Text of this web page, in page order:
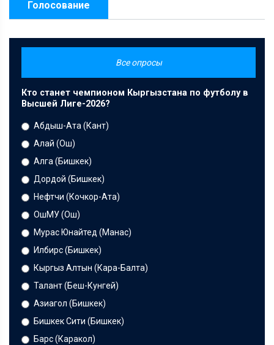
Голосование
Все опросы
Кто станет чемпионом Кыргызстана по футболу в
Высшей Лиге-2026?
Абдыш-Ата (Кант)
Алай (Ош)
Алга (Бишкек)
Дордой (Бишкек)
Нефтчи (Кочкор-Ата)
ОшМУ (Ош)
Мурас Юнайтед (Манас)
Илбирс (Бишкек)
Кыргыз Алтын (Кара-Балта)
Талант (Беш-Кунгей)
Азиагол (Бишкек)
Бишкек Сити (Бишкек)
Барс (Каракол)